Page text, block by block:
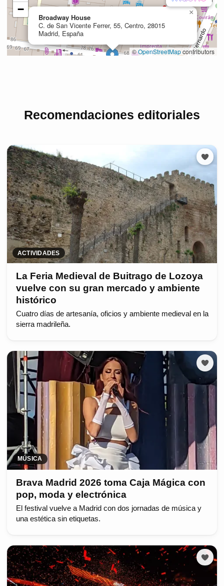
Recomendaciones editoriales
ACTIVIDADES
La Feria Medieval de Buitrago de Lozoya
vuelve con su gran mercado y ambiente
histórico
Cuatro días de artesanía, oficios y ambiente medieval en la
sierra madrileña.
MÚSICA
Brava Madrid 2026 toma Caja Mágica con
pop, moda y electrónica
El festival vuelve a Madrid con dos jornadas de música y
una estética sin etiquetas.